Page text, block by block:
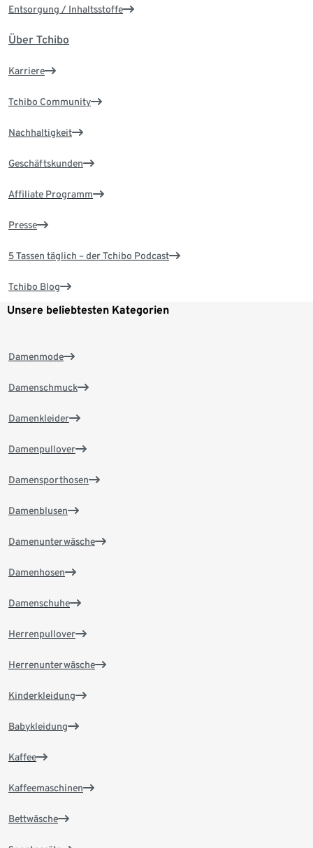
Entsorgung / Inhaltsstoffe
Über Tchibo
Karriere
Tchibo Community
Nachhaltigkeit
Geschäftskunden
Affiliate Programm
Presse
5 Tassen täglich – der Tchibo Podcast
Tchibo Blog
Unsere beliebtesten Kategorien
Damenmode
Damenschmuck
Damenkleider
Damenpullover
Damensporthosen
Damenblusen
Damenunterwäsche
Damenhosen
Damenschuhe
Herrenpullover
Herrenunterwäsche
Kinderkleidung
Babykleidung
Kaffee
Kaffeemaschinen
Bettwäsche